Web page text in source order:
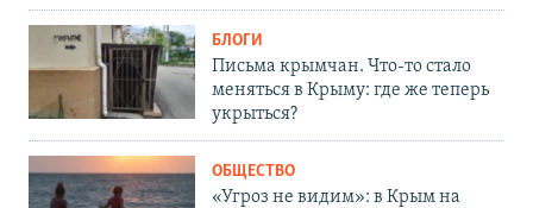
БЛОГИ
Письма крымчан. Что-то стало
меняться в Крыму: где же теперь
укрыться?
ОБЩЕСТВО
«Угроз не видим»: в Крым на